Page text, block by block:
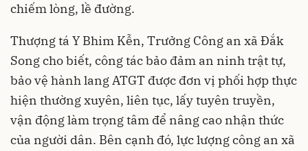
chiếm lòng, lề đường.
Thượng tá Y Bhim Kễn, Trưởng Công an xã Đắk
Song cho biết, công tác bảo đảm an ninh trật tự,
bảo vệ hành lang ATGT được đơn vị phối hợp thực
hiện thường xuyên, liên tục, lấy tuyên truyền,
vận động làm trọng tâm để nâng cao nhận thức
của người dân. Bên cạnh đó, lực lượng công an xã